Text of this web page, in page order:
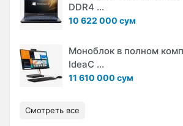
DDR4 ...
10 622 000 сум
Моноблок в полном
IdeaC ...
11 610 000 сум
Смотреть все